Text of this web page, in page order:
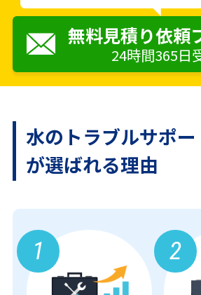
無料見積り依頼
24時間365日
水のトラブルサポ
が選ばれる理由
1 2